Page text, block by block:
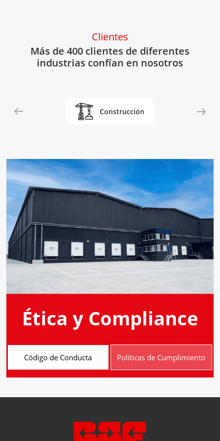
Clientes
Más de 400 clientes de diferentes
industrias confían en nosotros
Operador Logístico
Ética y Compliance
Código de Conducta Políticas de Cumplimiento